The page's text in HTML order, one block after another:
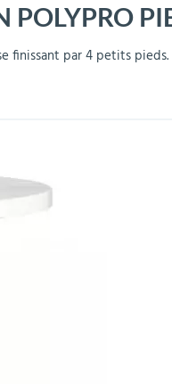
Abris fumeurs
Miroirs de
Mobilier de
Mobilier crèche et
maternelle
Pavoisement
POLYPRO
finissant par 4 petits